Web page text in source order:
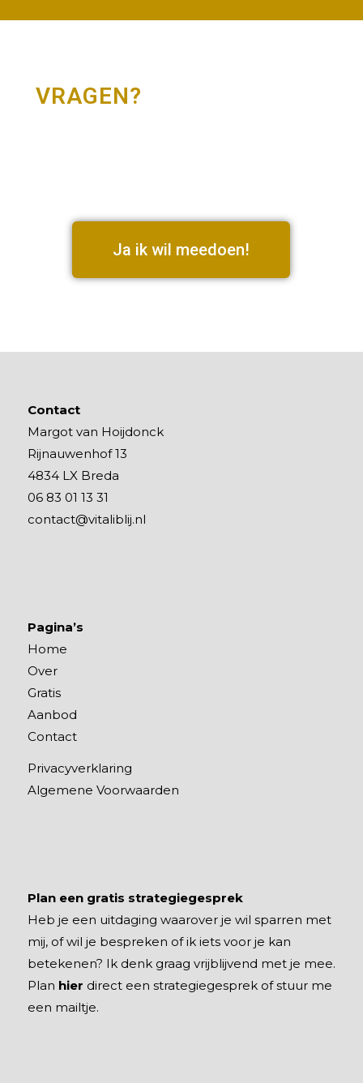
VRAGEN?
Ja ik wil meedoen!
Contact
Margot van Hoijdonck
Rijnauwenhof 13
4834 LX Breda
06 83 01 13 31
contact@vitaliblij.nl
Pagina’s
Home
Over
Gratis
Aanbod
Contact
Privacyverklaring
Algemene Voorwaarden
Plan een gratis strategiegesprek
Heb je een uitdaging waarover je wil sparren met
mij, of wil je bespreken of ik iets voor je kan
betekenen? Ik denk graag vrijblijvend met je mee.
Plan hier direct een strategiegesprek of stuur me
een mailtje.